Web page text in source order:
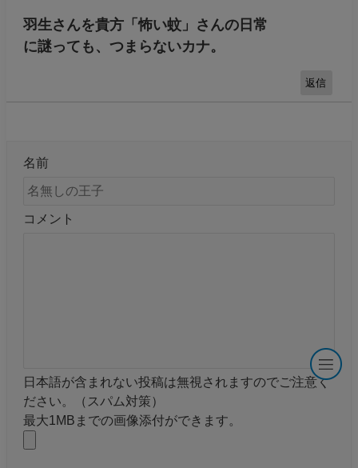
羽生さんを貴方「怖い蚊」さんの日常
に謎っても、つまらないカナ。
返信
名前
コメント
最大1MBまでの画像添付ができます。
日本語が含まれない投稿は無視されますのでご注意く
ださい。（スパム対策）